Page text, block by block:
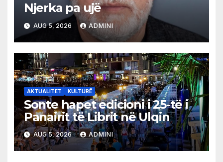
Njerka pa ujë
AUG 5, 2026 ADMINI
AKTUALITET KULTURË
Sonte hapet edicioni i 25-të i
Panairit të Librit në Ulqin
AUG 5, 2026 ADMINI